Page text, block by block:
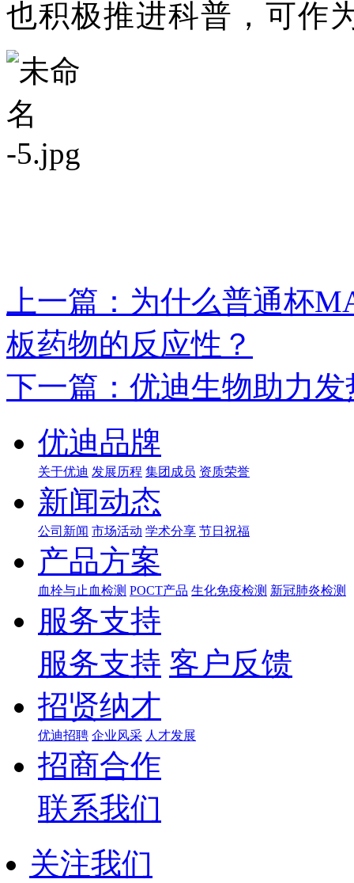
也积极推进科普，可作
上一篇：为什么普通杯
板药物的反应性？
下一篇：优迪生物助力
优迪品牌
关于优迪 发展历程 集团成员 资质荣誉
新闻动态
公司新闻 市场活动 学术分享 节日祝福
产品方案
血栓与止血检测 POCT产品 生化免疫检测 新冠肺炎检测
服务支持
服务支持 客户反馈
招贤纳才
优迪招聘 企业风采 人才发展
招商合作
联系我们
关注我们